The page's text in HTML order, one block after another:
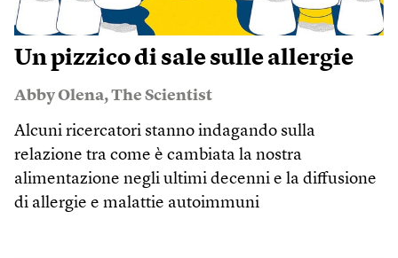
Un pizzico di sale sulle allergie
Abby Olena,The Scientist
Alcuni ricercatori stanno indagando sulla
relazione tra come è cambiata la nostra
alimentazione negli ultimi decenni e la diffusione
di allergie e malattie autoimmuni